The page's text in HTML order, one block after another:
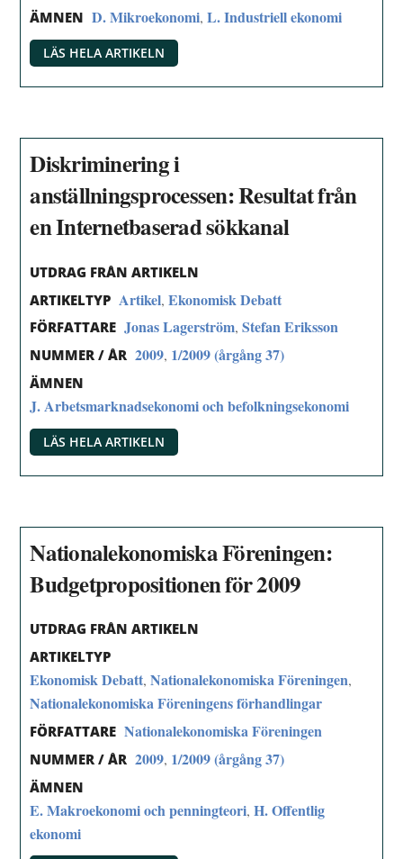
ÄMNEN D. Mikroekonomi,L. Industriell ekonomi
LÄS HELA ARTIKELN
Diskriminering i
anställningsprocessen: Resultat från
en Internetbaserad sökkanal
UTDRAG FRÅN ARTIKELN
ARTIKELTYP Artikel,Ekonomisk Debatt
FÖRFATTARE Jonas Lagerström,Stefan Eriksson
NUMMER / ÅR 2009, 1/2009 (årgång 37)
ÄMNEN
J. Arbetsmarknadsekonomi och befolkningsekonomi
LÄS HELA ARTIKELN
Nationalekonomiska Föreningen:
Budgetpropositionen för 2009
UTDRAG FRÅN ARTIKELN
ARTIKELTYP
Ekonomisk Debatt,Nationalekonomiska Föreningen,
Nationalekonomiska Föreningens förhandlingar
FÖRFATTARE Nationalekonomiska Föreningen
NUMMER / ÅR 2009, 1/2009 (årgång 37)
ÄMNEN
E. Makroekonomi och penningteori,H. Offentlig
ekonomi